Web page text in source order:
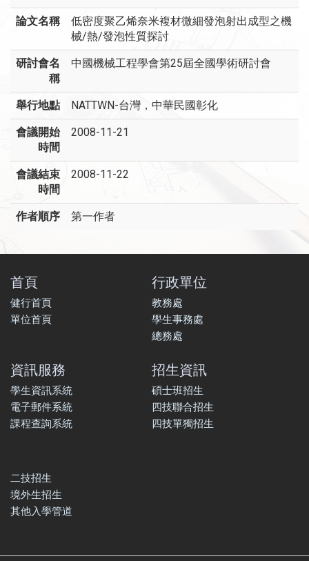
論文名稱
低密度聚乙烯奈米複材微細發泡射出成型之機
械/熱/發泡性質探討
研討會名
稱
中國機械工程學會第25屆全國學術研討會
舉行地點 NATTWN-台灣，中華民國彰化
會議開始
時間
2008-11-21
會議結束
時間
2008-11-22
作者順序 第一作者
首頁
健行首頁
單位首頁
行政單位
教務處
學生事務處
總務處
資訊服務
學生資訊系統
電子郵件系統
課程查詢系統
招生資訊
碩士班招生
四技聯合招生
四技單獨招生
二技招生
境外生招生
其他入學管道